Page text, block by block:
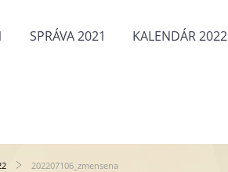
SPRÁVA 2021 KALENDÁR 2022
202207106_zmensena